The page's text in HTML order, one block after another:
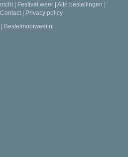
| Festival weer| Alle bestellingen |
Contact | Privacy policy
Bestelmooiweer.nl